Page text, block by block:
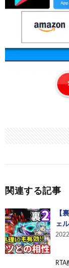
関連する記事
【
ェ